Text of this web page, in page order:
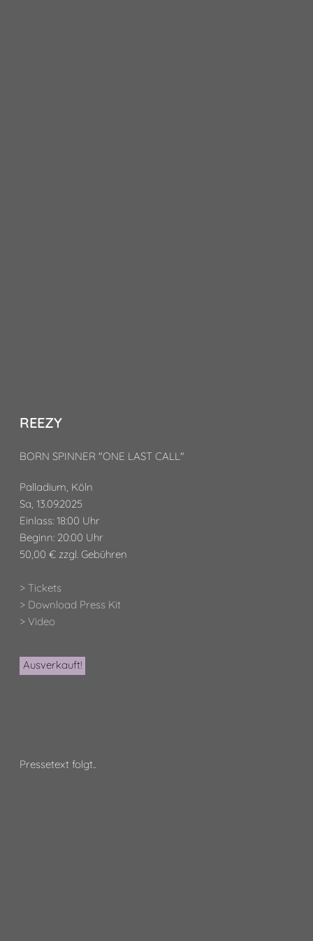
REEZY
BORN SPINNER "ONE LAST CALL"
Palladium, Köln
Sa, 13.09.2025
Einlass: 18:00 Uhr
Beginn: 20:00 Uhr
50,00 € zzgl. Gebühren
> Tickets
> Download Press Kit
> Video
Ausverkauft!
Pressetext folgt..